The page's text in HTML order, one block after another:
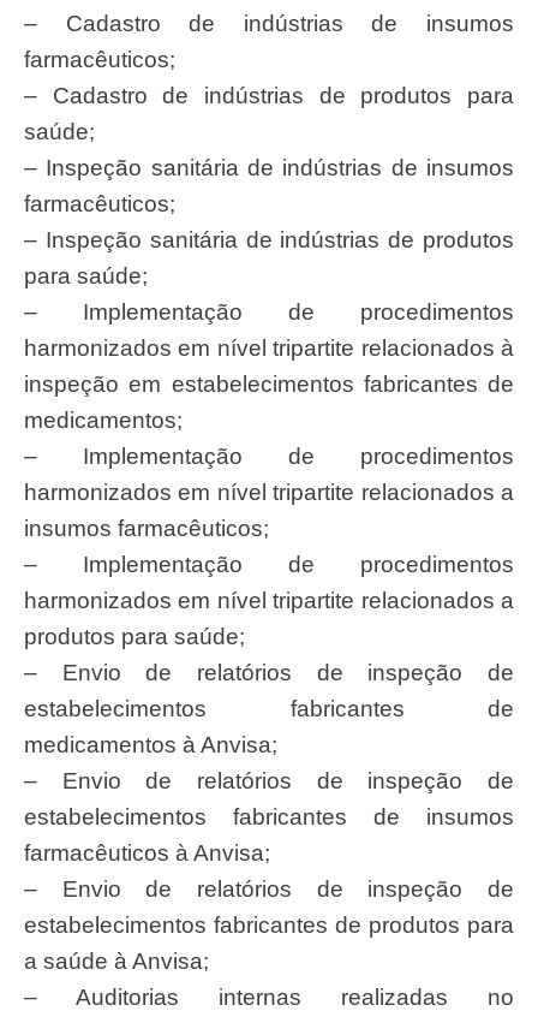
– Cadastro de indústrias de insumos
farmacêuticos;
– Cadastro de indústrias de produtos para
saúde;
– Inspeção sanitária de indústrias de insumos
farmacêuticos;
– Inspeção sanitária de indústrias de produtos
para saúde;
– Implementação de procedimentos
harmonizados em nível tripartite relacionados à
inspeção em estabelecimentos fabricantes de
medicamentos;
– Implementação de procedimentos
harmonizados em nível tripartite relacionados a
insumos farmacêuticos;
– Implementação de procedimentos
harmonizados em nível tripartite relacionados a
produtos para saúde;
– Envio de relatórios de inspeção de
estabelecimentos fabricantes de
medicamentos à Anvisa;
– Envio de relatórios de inspeção de
estabelecimentos fabricantes de insumos
farmacêuticos à Anvisa;
– Envio de relatórios de inspeção de
estabelecimentos fabricantes de produtos para
a saúde à Anvisa;
– Auditorias internas realizadas no